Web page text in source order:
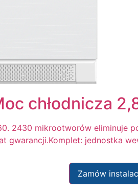
chłodnicza
2430 mikrootworów eliminuje
gwarancji.Komplet: jednostka
Zamów